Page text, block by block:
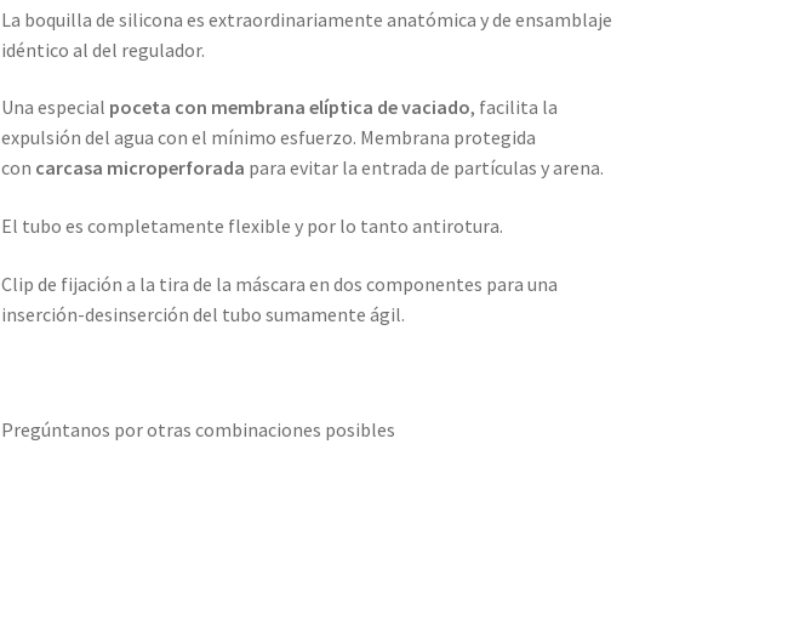
La boquilla de silicona es extraordinariamente anatómica y de ensamblaje
idéntico al del regulador.
Una especial poceta con membrana elíptica de vaciado, facilita la
expulsión del agua con el mínimo esfuerzo. Membrana protegida
con carcasa microperforada para evitar la entrada de partículas y arena.
El tubo es completamente flexible y por lo tanto antirotura.
Clip de fijación a la tira de la máscara en dos componentes para una
inserción-desinserción del tubo sumamente ágil.
Pregúntanos por otras combinaciones posibles